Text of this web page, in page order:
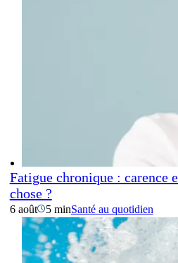
Fatigue chronique : carence
chose ?
6 août 5 minSanté au quotidien